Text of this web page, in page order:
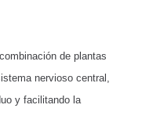
de plantas
nervioso central,
y facilitando la